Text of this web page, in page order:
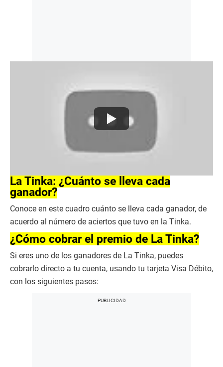
La Tinka: ¿Cuánto se lleva cada
ganador?
Conoce en este cuadro cuánto se lleva cada ganador, de
acuerdo al número de aciertos que tuvo en la Tinka.
¿Cómo cobrar el premio de La Tinka?
Si eres uno de los ganadores de La Tinka, puedes
cobrarlo directo a tu cuenta, usando tu tarjeta Visa Débito,
con los siguientes pasos: